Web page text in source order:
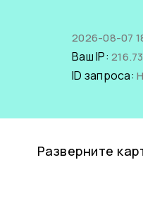
2026-08-07
Ваш IP:
ID запроса:
Разверните